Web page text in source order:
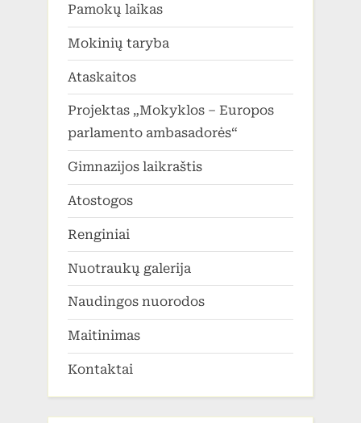
Pamokų laikas
Mokinių taryba
Ataskaitos
Projektas „Mokyklos – Europos
parlamento ambasadorės“
Gimnazijos laikraštis
Atostogos
Renginiai
Nuotraukų galerija
Naudingos nuorodos
Maitinimas
Kontaktai